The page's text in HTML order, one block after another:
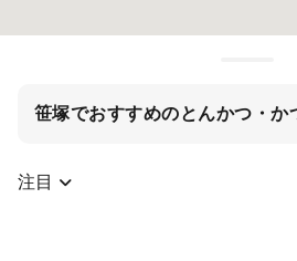
笹塚でおすすめのとんかつ・か
注目